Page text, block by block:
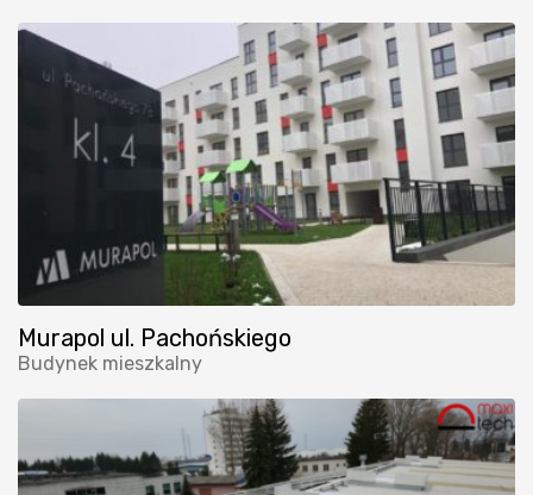
Murapol ul. Pachońskiego
Budynek mieszkalny